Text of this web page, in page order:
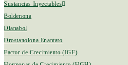
Sustancias Inyectables
Boldenona
Dianabol
Drostanolona Enantato
Factor de Crecimiento (IGF)